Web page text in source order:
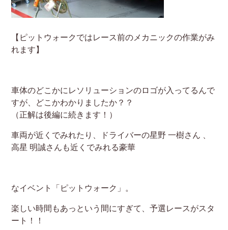
【ピットウォークではレース前のメカニックの作業がみ
れます】
車体のどこかにレソリューションのロゴが入ってるんで
すが、どこかわかりましたか？？
（正解は後編に続きます！）
車両が近くでみれたり、ドライバーの星野 一樹さん 、
高星 明誠さんも近くでみれる豪華
なイベント「ピットウォーク」。
楽しい時間もあっという間にすぎて、予選レースがスタ
ート！！